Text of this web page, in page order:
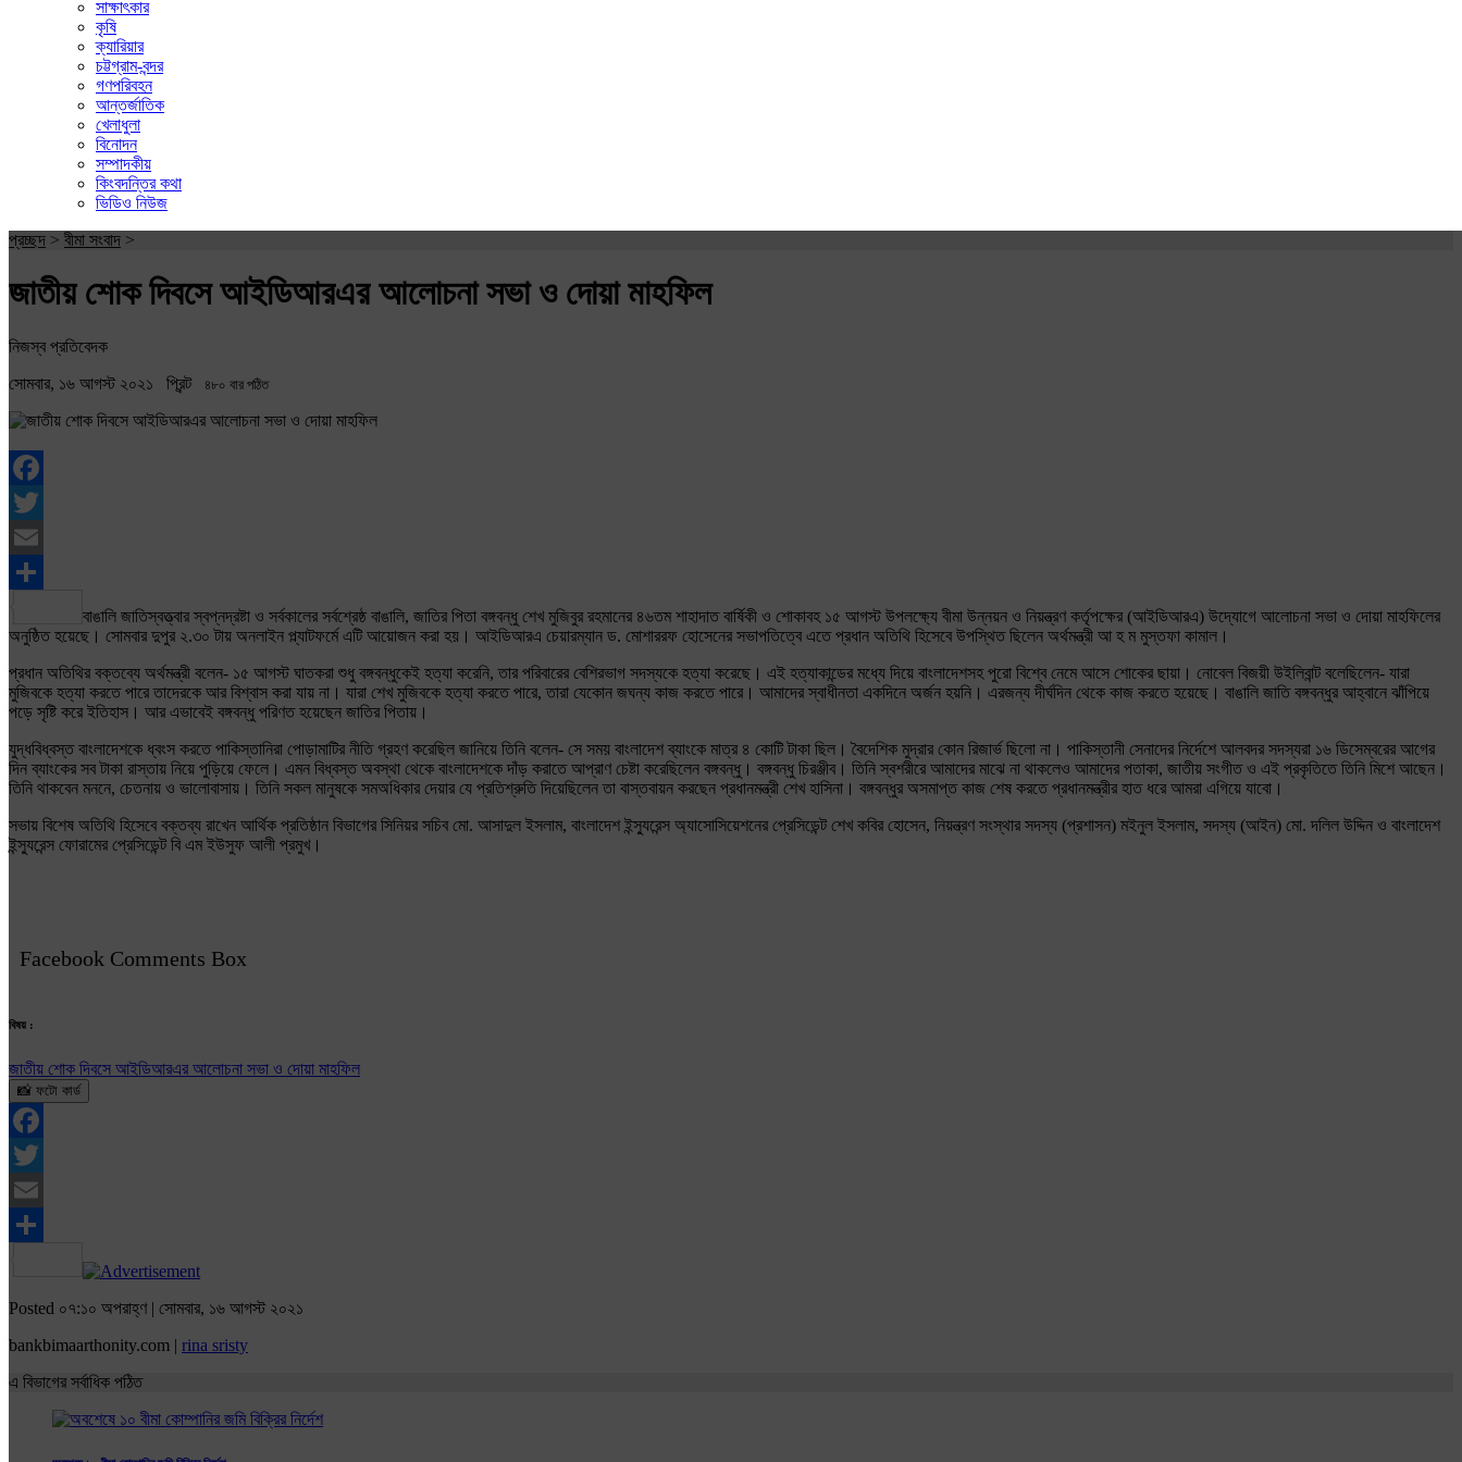
সাক্ষাৎকার
কৃষি
ক্যারিয়ার
চট্টগ্রাম-বন্দর
গণপরিবহন
আন্তর্জাতিক
খেলাধুলা
বিনোদন
সম্পাদকীয়
কিংবদন্তির কথা
ভিডিও নিউজ
প্রচ্ছদ > বীমা সংবাদ >
জাতীয় শোক দিবসে আইডিআরএর আলোচনা সভা ও দোয়া মাহফিল
নিজস্ব প্রতিবেদক
সোমবার, ১৬ আগস্ট ২০২১ প্রিন্ট ৪৮০ বার পঠিত
Facebook
Twitter
Email
Share
বাঙালি জাতিস্বত্ত্বার স্বপ্নদ্রষ্টা ও সর্বকালের সর্বশ্রেষ্ঠ বাঙালি, জাতির পিতা বঙ্গবন্ধু শেখ মুজিবুর রহমানের ৪৬তম শাহাদাত বার্ষিকী ও শোকাবহ ১৫ আগস্ট উপলক্ষ্যে বীমা উন্নয়ন ও নিয়ন্ত্রণ কর্তৃপক্ষের (আইডিআরএ) উদ্যোগে আলোচনা সভা ও দোয়া মাহফিলের
অনুষ্ঠিত হয়েছে। সোমবার দুপুর ২.৩০ টায় অনলাইন প্ল্যাটফর্মে এটি আয়োজন করা হয়। আইডিআরএ চেয়ারম্যান ড. মোশাররফ হোসেনের সভাপতিত্বে এতে প্রধান অতিথি হিসেবে উপস্থিত ছিলেন অর্থমন্ত্রী আ হ ম মুস্তফা কামাল।
প্রধান অতিথির বক্তব্যে অর্থমন্ত্রী বলেন- ১৫ আগস্ট ঘাতকরা শুধু বঙ্গবন্ধুকেই হত্যা করেনি, তার পরিবারের বেশিরভাগ সদস্যকে হত্যা করেছে। এই হত্যাকান্ডের মধ্যে দিয়ে বাংলাদেশসহ পুরো বিশ্বে নেমে আসে শোকের ছায়া। নোবেল বিজয়ী উইলিবান্ট বলেছিলেন- যারা
মুজিবকে হত্যা করতে পারে তাদেরকে আর বিশ্বাস করা যায় না। যারা শেখ মুজিবকে হত্যা করতে পারে, তারা যেকোন জঘন্য কাজ করতে পারে। আমাদের স্বাধীনতা একদিনে অর্জন হয়নি। এরজন্য দীর্ঘদিন থেকে কাজ করতে হয়েছে। বাঙালি জাতি বঙ্গবন্ধুর আহ্বানে ঝাঁপিয়ে
পড়ে সৃষ্টি করে ইতিহাস। আর এভাবেই বঙ্গবন্ধু পরিণত হয়েছেন জাতির পিতায়।
যুদ্ধবিধ্বস্ত বাংলাদেশকে ধ্বংস করতে পাকিস্তানিরা পোড়ামাটির নীতি গ্রহণ করেছিল জানিয়ে তিনি বলেন- সে সময় বাংলাদেশ ব্যাংকে মাত্র ৪ কোটি টাকা ছিল। বৈদেশিক মুদ্রার কোন রিজার্ভ ছিলো না। পাকিস্তানী সেনাদের নির্দেশে আলবদর সদস্যরা ১৬ ডিসেম্বরের আগের
দিন ব্যাংকের সব টাকা রাস্তায় নিয়ে পুড়িয়ে ফেলে। এমন বিধ্বস্ত অবস্থা থেকে বাংলাদেশকে দাঁড় করাতে আপ্রাণ চেষ্টা করেছিলেন বঙ্গবন্ধু। বঙ্গবন্ধু চিরঞ্জীব। তিনি স্বশরীরে আমাদের মাঝে না থাকলেও আমাদের পতাকা, জাতীয় সংগীত ও এই প্রকৃতিতে তিনি মিশে আছেন।
তিনি থাকবেন মননে, চেতনায় ও ভালোবাসায়। তিনি সকল মানুষকে সমঅধিকার দেয়ার যে প্রতিশ্রুতি দিয়েছিলেন তা বাস্তবায়ন করছেন প্রধানমন্ত্রী শেখ হাসিনা। বঙ্গবন্ধুর অসমাপ্ত কাজ শেষ করতে প্রধানমন্ত্রীর হাত ধরে আমরা এগিয়ে যাবো।
সভায় বিশেষ অতিথি হিসেবে বক্তব্য রাখেন আর্থিক প্রতিষ্ঠান বিভাগের সিনিয়র সচিব মো. আসাদুল ইসলাম, বাংলাদেশ ইন্স্যুরেন্স অ্যাসোসিয়েশনের প্রেসিডেন্ট শেখ কবির হোসেন, নিয়ন্ত্রণ সংস্থার সদস্য (প্রশাসন) মইনুল ইসলাম, সদস্য (আইন) মো. দলিল উদ্দিন ও বাংলাদেশ
ইন্স্যুরেন্স ফোরামের প্রেসিডেন্ট বি এম ইউসুফ আলী প্রমুখ।
Facebook Comments Box
বিষয় :
জাতীয় শোক দিবসে আইডিআরএর আলোচনা সভা ও দোয়া মাহফিল
📸 ফটো কার্ড
Facebook
Twitter
Email
Share
Posted ০৭:১০ অপরাহ্ণ | সোমবার, ১৬ আগস্ট ২০২১
bankbimaarthonity.com | rina sristy
এ বিভাগের সর্বাধিক পঠিত